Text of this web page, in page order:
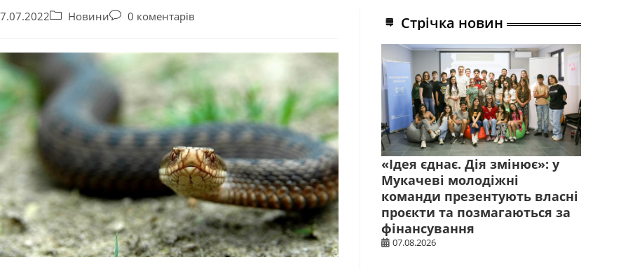
Новини 0 коментарів Стрічка новин
«Ідея єднає. Дія змінює»: у
Мукачеві молодіжні
команди презентують власні
проєкти та позмагаються за
фінансування
07.08.2026